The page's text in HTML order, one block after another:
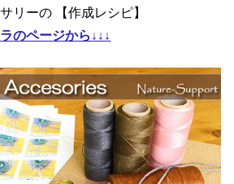
リーの 【作成レシピ】
のページから↓↓↓